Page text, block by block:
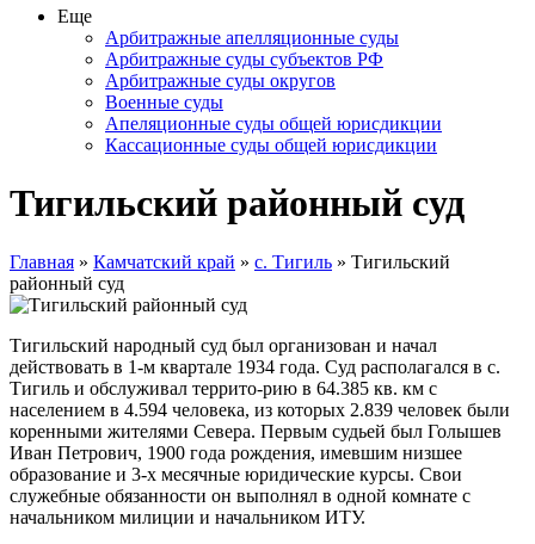
Еще
Арбитражные апелляционные суды
Арбитражные суды субъектов РФ
Арбитражные суды округов
Военные суды
Апеляционные суды общей юрисдикции
Кассационные суды общей юрисдикции
Тигильский районный суд
Главная » Камчатский край » с. Тигиль » Тигильский
районный суд
Тигильский народный суд был организован и начал
действовать в 1-м квартале 1934 года. Суд располагался в с.
Тигиль и обслуживал террито-рию в 64.385 кв. км с
населением в 4.594 человека, из которых 2.839 человек были
коренными жителями Севера. Первым судьей был Голышев
Иван Петрович, 1900 года рождения, имевшим низшее
образование и 3-х месячные юридические курсы. Свои
служебные обязанности он выполнял в одной комнате с
начальником милиции и начальником ИТУ.